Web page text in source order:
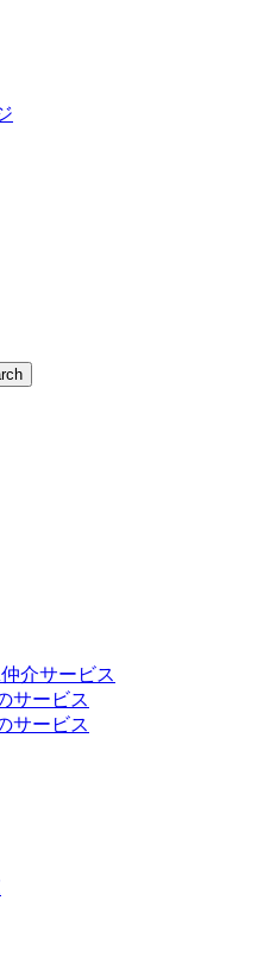
介サービス
サービス
サービス